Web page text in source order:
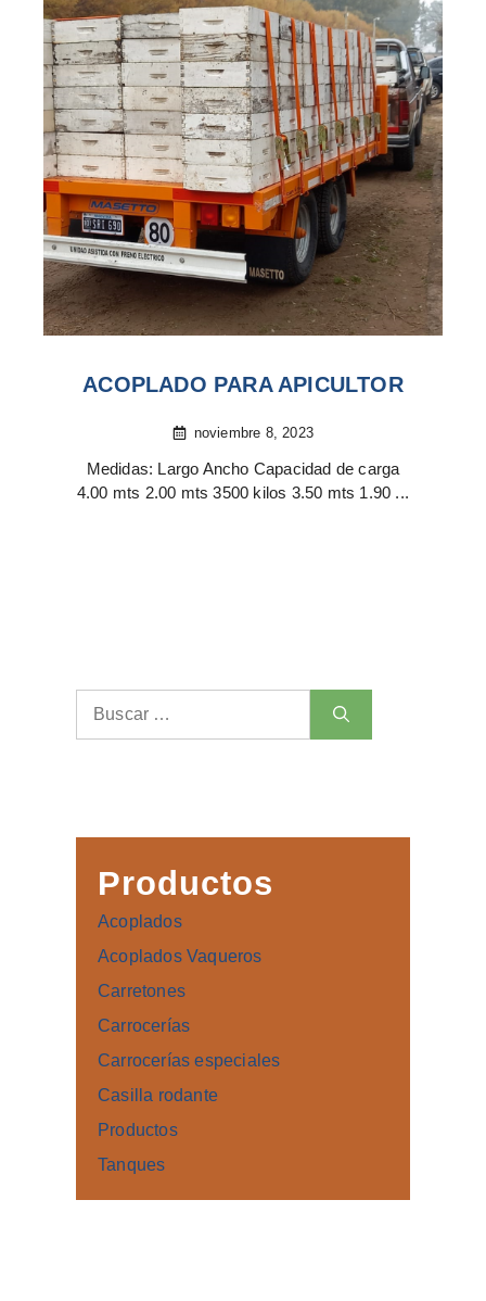
ACOPLADO PARA APICULTOR
noviembre 8, 2023
Medidas: Largo Ancho Capacidad de carga
4.00 mts 2.00 mts 3500 kilos 3.50 mts 1.90 ...
Productos
Acoplados
Acoplados Vaqueros
Carretones
Carrocerías
Carrocerías especiales
Casilla rodante
Productos
Tanques